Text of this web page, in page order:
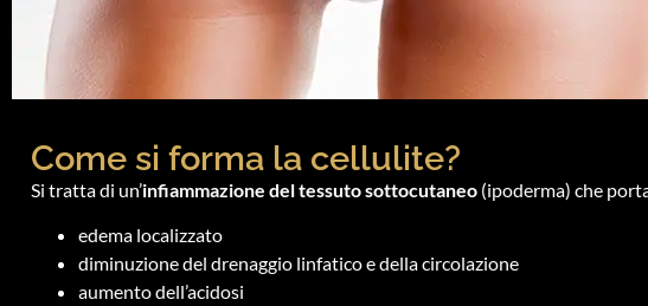
Come si forma la cellulite?
Si tratta di un’infiammazione del tessuto sottocutaneo (ipoderma) che
edema localizzato
diminuzione del drenaggio linfatico e della circolazione
aumento dell’acidosi